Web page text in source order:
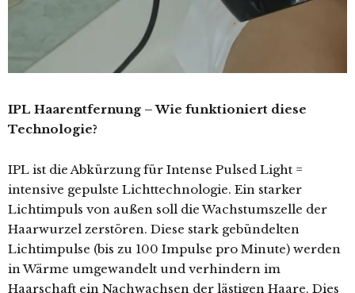
IPL Haarentfernung – Wie funktioniert diese
Technologie?
IPL ist die Abkürzung für Intense Pulsed Light =
intensive gepulste Lichttechnologie. Ein starker
Lichtimpuls von außen soll die Wachstumszelle der
Haarwurzel zerstören. Diese stark gebündelten
Lichtimpulse (bis zu 100 Impulse pro Minute) werden
in Wärme umgewandelt und verhindern im
Haarschaft ein Nachwachsen der lästigen Haare. Dies